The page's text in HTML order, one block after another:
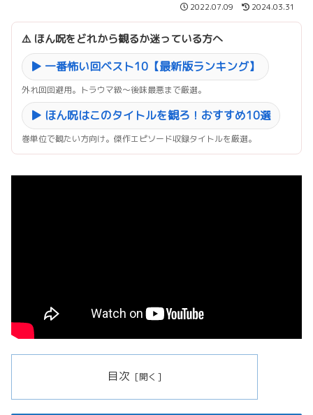
2022.07.09 2024.03.31
⚠️ ほん呪をどれから観るか迷っている方へ
▶ 一番怖い回ベスト10【最新版ランキング】
外れ回回避用。トラウマ級〜後味最悪まで厳選。
▶ ほん呪はこのタイトルを観ろ！おすすめ10選
巻単位で観たい方向け。傑作エピソード収録タイトルを厳選。
目次